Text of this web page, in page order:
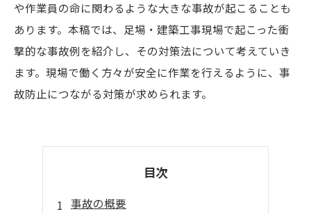
や作業員の命に関わるような大きな事故が起こることも
あります。本稿では、足場・建築工事現場で起こった衝
撃的な事故例を紹介し、その対策法について考えていき
ます。現場で働く方々が安全に作業を行えるように、事
故防止につながる対策が求められます。
目次
事故の概要